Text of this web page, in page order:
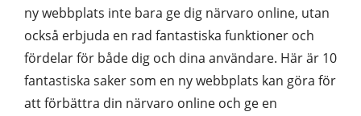
ny webbplats inte bara ge dig närvaro online, utan
också erbjuda en rad fantastiska funktioner och
fördelar för både dig och dina användare. Här är 10
fantastiska saker som en ny webbplats kan göra för
att förbättra din närvaro online och ge en